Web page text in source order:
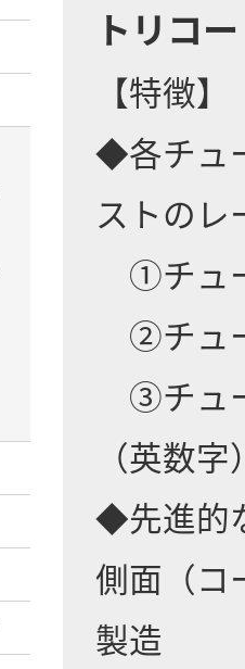
トリコ
【特徴】
◆各チュ
ストのレ
①チュ
②チュ
③チュ
（英数字
◆先進的
側面（コ
製造